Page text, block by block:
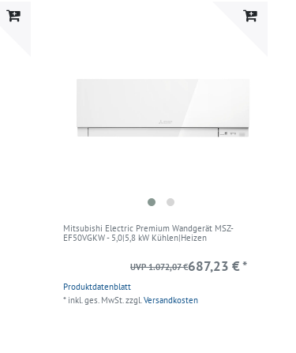
Mitsubishi Electric Premium Wandgerät MSZ-
EF50VGKW - 5,0|5,8 kW Kühlen|Heizen
Produktdatenblatt
UVP 1.072,07 €687,23 € *
* inkl. ges. MwSt.zzgl.Versandkosten